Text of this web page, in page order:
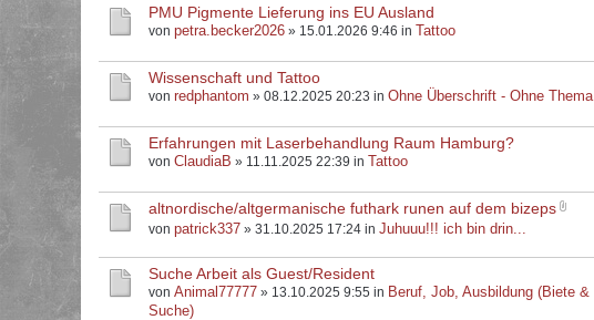
PMU Pigmente Lieferung ins EU Ausland
von petra.becker2026 » 15.01.2026 9:46 in Tattoo
Wissenschaft und Tattoo
von redphantom » 08.12.2025 20:23 in Ohne Überschrift - Ohne Thema
Erfahrungen mit Laserbehandlung Raum Hamburg?
von ClaudiaB » 11.11.2025 22:39 in Tattoo
altnordische/altgermanische futhark runen auf dem bizeps
von patrick337 » 31.10.2025 17:24 in Juhuuu!!! ich bin drin...
Suche Arbeit als Guest/Resident
von Animal77777 » 13.10.2025 9:55 in Beruf, Job, Ausbildung (Biete &
Suche)